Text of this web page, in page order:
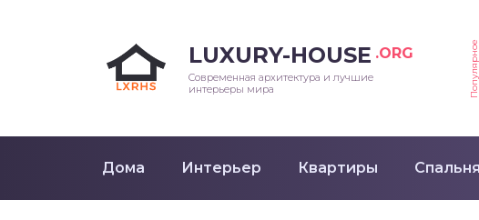
LUXURY-HOUSE .ORG
Современная архитектура и лучшие
интерьеры мира
Популярное
Дома Интерьер Квартиры Спальня